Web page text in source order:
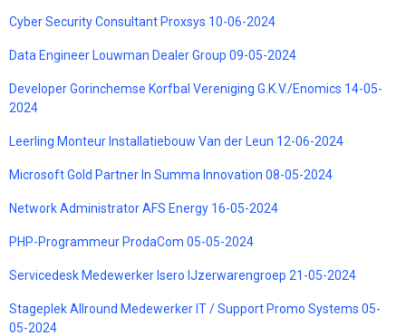
Cyber Security Consultant Proxsys 10-06-2024
Data Engineer Louwman Dealer Group 09-05-2024
Developer Gorinchemse Korfbal Vereniging G.K.V./Enomics 14-05-
2024
Leerling Monteur Installatiebouw Van der Leun 12-06-2024
Microsoft Gold Partner In Summa Innovation 08-05-2024
Network Administrator AFS Energy 16-05-2024
PHP-Programmeur ProdaCom 05-05-2024
Servicedesk Medewerker Isero IJzerwarengroep 21-05-2024
Stageplek Allround Medewerker IT / Support Promo Systems 05-
05-2024